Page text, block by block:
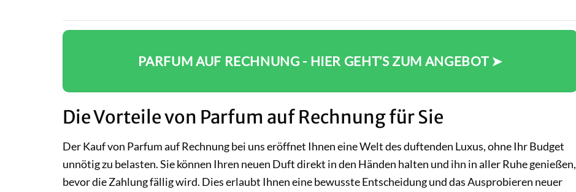
PARFUM AUF RECHNUNG - HIER GEHT’S ZUM ANGEBOT ➤
Die Vorteile von Parfum auf Rechnung für Sie
Der Kauf von Parfum auf Rechnung bei uns eröffnet Ihnen eine Welt des duftenden Luxus, ohne Ihr Budget
unnötig zu belasten. Sie können Ihren neuen Duft direkt in den Händen halten und ihn in aller Ruhe genießen,
bevor die Zahlung fällig wird. Dies erlaubt Ihnen eine bewusste Entscheidung und das Ausprobieren neuer